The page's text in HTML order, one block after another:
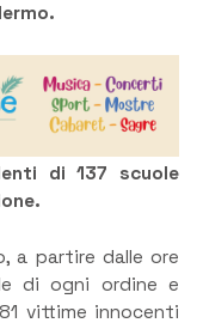
di 137 scuole
a partire dalle ore
di ogni ordine e
vittime innocenti